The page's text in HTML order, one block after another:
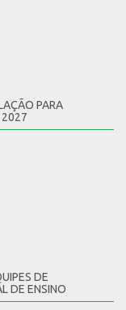
PARA
2027
DE
DE ENSINO